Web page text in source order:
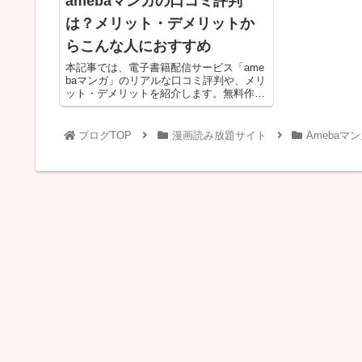
は？メリット・デメリットか
らこんな人におすすめ
本記事では、電子書籍配信サービス「ame
baマンガ」のリアルな口コミ評判や、メリ
ット・デメリットを紹介します。無料作品
が多く、キャンペーンやセールなどお得な
説！利用料金やお得に楽しむ方法なども紹
ブログTOP 漫画読み放題サイト Amebaマ